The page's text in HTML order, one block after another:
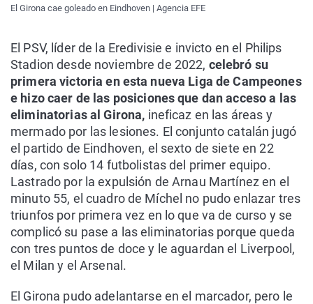
El Girona cae goleado en Eindhoven | Agencia EFE
El PSV, líder de la Eredivisie e invicto en el Philips
Stadion desde noviembre de 2022, celebró su
primera victoria en esta nueva Liga de Campeones
e hizo caer de las posiciones que dan acceso a las
eliminatorias al Girona, ineficaz en las áreas y
mermado por las lesiones. El conjunto catalán jugó
el partido de Eindhoven, el sexto de siete en 22
días, con solo 14 futbolistas del primer equipo.
Lastrado por la expulsión de Arnau Martínez en el
minuto 55, el cuadro de Míchel no pudo enlazar tres
triunfos por primera vez en lo que va de curso y se
complicó su pase a las eliminatorias porque queda
con tres puntos de doce y le aguardan el Liverpool,
el Milan y el Arsenal.
El Girona pudo adelantarse en el marcador, pero le